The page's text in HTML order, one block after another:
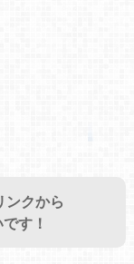
ンクから
す！